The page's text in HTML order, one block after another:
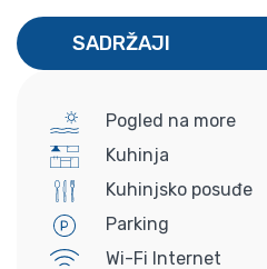
SADRŽAJI
Pogled na more
Kuhinja
Kuhinjsko posuđe
Parking
Wi-Fi Internet